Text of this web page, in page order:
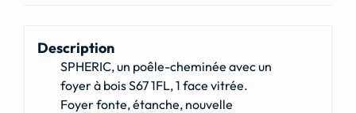
Description
SPHERIC, un poêle-cheminée avec un
foyer à bois S67 1FL, 1 face vitrée.
Foyer fonte, étanche, nouvelle